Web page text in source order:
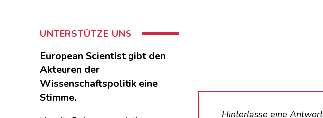
Hinterlasse eine Antwort
UNTERSTÜTZE UNS
European Scientist gibt den
Akteuren der
Wissenschaftspolitik eine
Stimme.